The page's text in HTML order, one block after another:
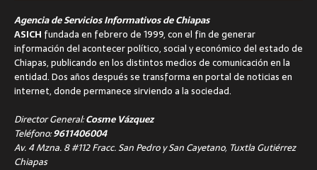
Agencia de Servicios Informativos de Chiapas
ASICH fundada en febrero de 1999, con el fin de generar
información del acontecer político, social y económico del estado de
Chiapas, publicando en los distintos medios de comunicación en la
entidad. Dos años después se transforma en portal de noticias en
internet, donde permanece sirviendo a la sociedad.
Director General:Cosme Vázquez
Teléfono:9611406004
Av. 4 Mzna. 8 #112 Fracc. San Pedro y San Cayetano, Tuxtla Gutiérrez
Chiapas